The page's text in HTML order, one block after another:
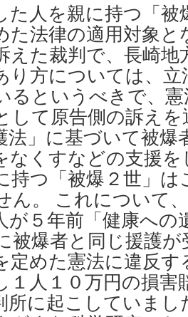
た人を親に持つ「被
た法律の適用対象
えた裁判で、長崎地
り方については、
るというべきで、
して原告側の訴え
法」に基づいて被
なくすなどの支援
持つ「被爆２世」
ん。 これについて
が５年前「健康への
被爆者と同じ援護
定めた憲法に違反
１人１０万円の損害
所に起こしていま